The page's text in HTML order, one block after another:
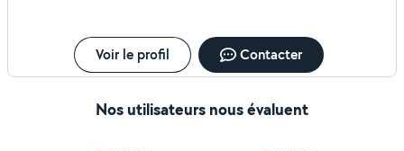
Voir le profil Contacter
Nos utilisateurs nous évaluent